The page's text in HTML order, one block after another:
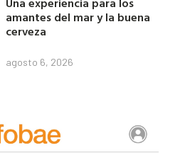
amantes del mar y la buena
cerveza
agosto 6, 2026